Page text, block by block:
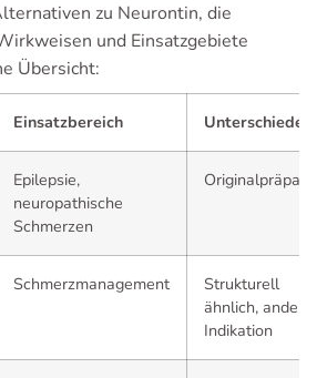
zu Neurontin, die
und Einsatzgebiete
Übersicht:
Einsatzbereich Unterschiede
Epilepsie,
neuropathische
Schmerzen
Originalpräparat
Schmerzmanagement
Strukturell
ähnlich, andere
Indikation